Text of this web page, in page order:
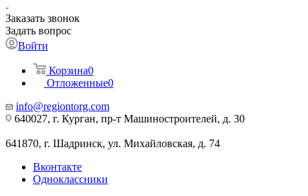
Заказать звонок
Задать вопрос
Войти
Корзина0
Отложенные0
info@regiontorg.com
640027, г. Курган, пр-т Машиностроителей, д. 30
641870, г. Шадринск, ул. Михайловская, д. 74
Вконтакте
Одноклассники